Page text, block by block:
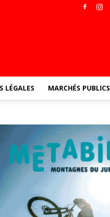
LÉGALES MARCHÉS PUBLICS